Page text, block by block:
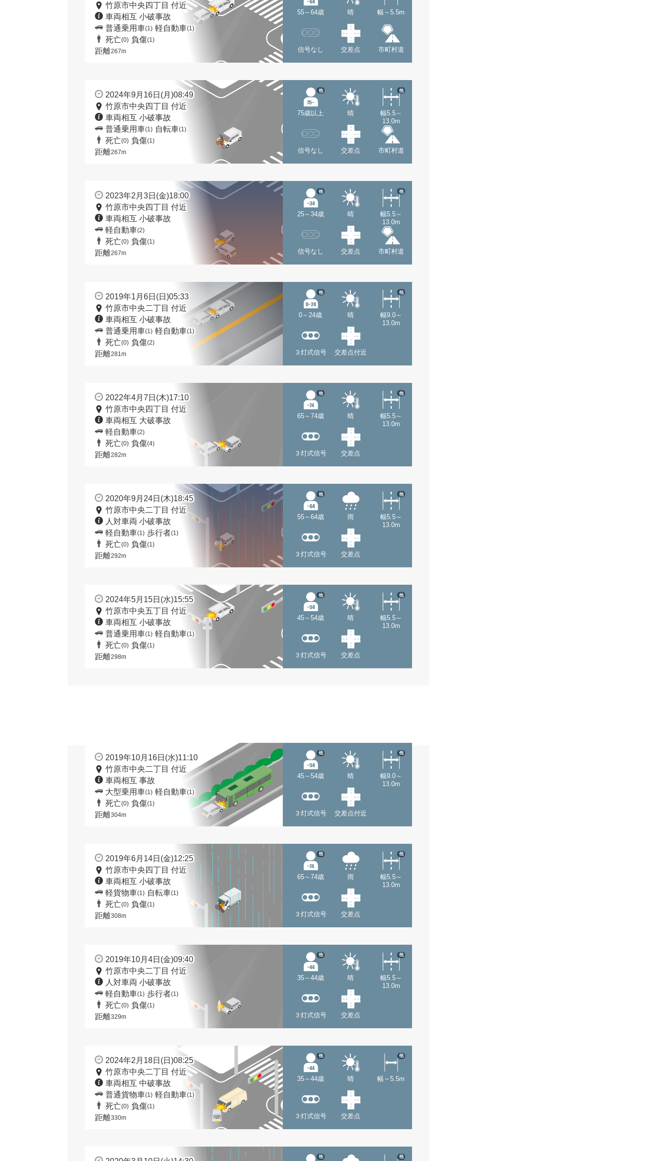
竹原市中央四丁目 付近
車両相互 小破事故
普通乗用車(1) 軽自動車(1)
死亡(0) 負傷(1)
距離267m
55～64歳 晴 幅～5.5m
信号なし 交差点 市町村道
2024年9月16日(月)08:49
竹原市中央四丁目 付近
車両相互 小破事故
普通乗用車(1) 自転車(1)
死亡(0) 負傷(1)
距離267m
75歳以上
他
晴
幅5.5～
13.0m
他
信号なし 交差点 市町村道
2023年2月3日(金)18:00
竹原市中央四丁目 付近
車両相互 小破事故
軽自動車(2)
死亡(0) 負傷(1)
距離267m
25～34歳
他
晴
幅5.5～
13.0m
他
信号なし 交差点 市町村道
2019年1月6日(日)05:33
竹原市中央二丁目 付近
車両相互 小破事故
普通乗用車(1) 軽自動車(1)
死亡(0) 負傷(2)
距離281m
0～24歳
他
晴
幅9.0～
13.0m
他
３灯式信号 交差点付近
2022年4月7日(木)17:10
竹原市中央四丁目 付近
車両相互 大破事故
軽自動車(2)
死亡(0) 負傷(4)
距離282m
65～74歳
他
晴
幅5.5～
13.0m
他
３灯式信号 交差点
2020年9月24日(木)18:45
竹原市中央二丁目 付近
人対車両 小破事故
軽自動車(1) 歩行者(1)
死亡(0) 負傷(1)
距離292m
55～64歳
他
雨
幅5.5～
13.0m
他
３灯式信号 交差点
2024年5月15日(水)15:55
竹原市中央五丁目 付近
車両相互 小破事故
普通乗用車(1) 軽自動車(1)
死亡(0) 負傷(1)
距離298m
45～54歳
他
晴
幅5.5～
13.0m
他
３灯式信号 交差点
2019年10月16日(水)11:10
竹原市中央二丁目 付近
車両相互 事故
大型乗用車(1) 軽自動車(1)
死亡(0) 負傷(1)
距離304m
45～54歳
他
晴
幅9.0～
13.0m
他
３灯式信号 交差点付近
2019年6月14日(金)12:25
竹原市中央四丁目 付近
車両相互 小破事故
軽貨物車(1) 自転車(1)
死亡(0) 負傷(1)
距離308m
65～74歳
他
雨
幅5.5～
13.0m
他
３灯式信号 交差点
2019年10月4日(金)09:40
竹原市中央二丁目 付近
人対車両 小破事故
軽自動車(1) 歩行者(1)
死亡(0) 負傷(1)
距離329m
35～44歳
他
晴
幅5.5～
13.0m
他
３灯式信号 交差点
2024年2月18日(日)08:25
竹原市中央二丁目 付近
車両相互 中破事故
普通貨物車(1) 軽自動車(1)
死亡(0) 負傷(1)
距離330m
35～44歳
他
晴 幅～5.5m
他
３灯式信号 交差点
他 他